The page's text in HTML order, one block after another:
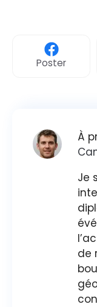
Poster
À
Je
de